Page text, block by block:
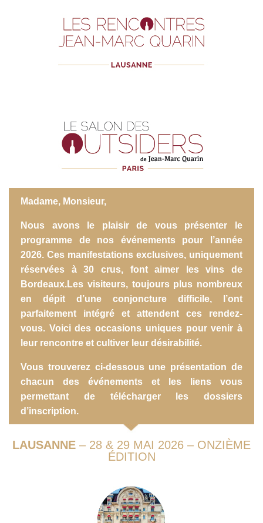
Madame, Monsieur,
Nous avons le plaisir de vous présenter le
programme de nos événements pour l’année
2026. Ces manifestations exclusives, uniquement
réservées à 30 crus, font aimer les vins de
Bordeaux.Les visiteurs, toujours plus nombreux
en dépit d’une conjoncture difficile, l’ont
parfaitement intégré et attendent ces rendez-
vous. Voici des occasions uniques pour venir à
leur rencontre et cultiver leur désirabilité.
Vous trouverez ci-dessous une présentation de
chacun des événements et les liens vous
permettant de télécharger les dossiers
d’inscription.
LAUSANNE – 28 & 29 MAI 2026 – ONZIÈME
ÉDITION